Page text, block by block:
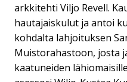
arkkitehti Viljo Revell.
hautajaiskulut ja antoi
kohdalta lahjoituksen
Muistorahastoon, josta
kaatuneiden